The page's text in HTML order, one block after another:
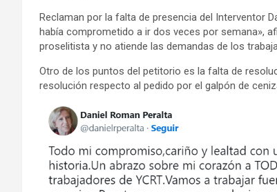
Reclaman por la falta de presencia del Interventor
había comprometido a ir dos veces por semana»,
proselitista y no atiende las demandas de los
Otro de los puntos del petitorio es la falta de
resolución respecto al pedido por el galpón de